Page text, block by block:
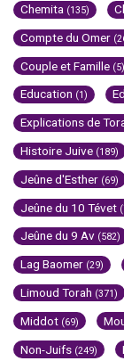
Chemita (135)
Compte du Omer
Couple et Famille (5)
Education (1)
Explications de
Histoire Juive (189)
Jeûne d'Esther (69)
Jeûne du 10 Tévet
Jeûne du 9 Av (582)
Lag Baomer (29)
Limoud Torah (371)
Middot (69)
Non-Juifs (249)